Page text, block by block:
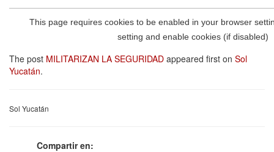
The post MILITARIZAN LA SEGURIDAD appeared first on Sol
Yucatán.
Sol Yucatán
Compartir en: